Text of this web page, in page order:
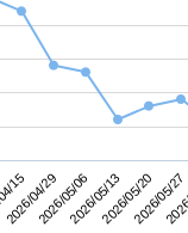
15
2026/04/292026/05/062026/05/132026/05/202026/05/27